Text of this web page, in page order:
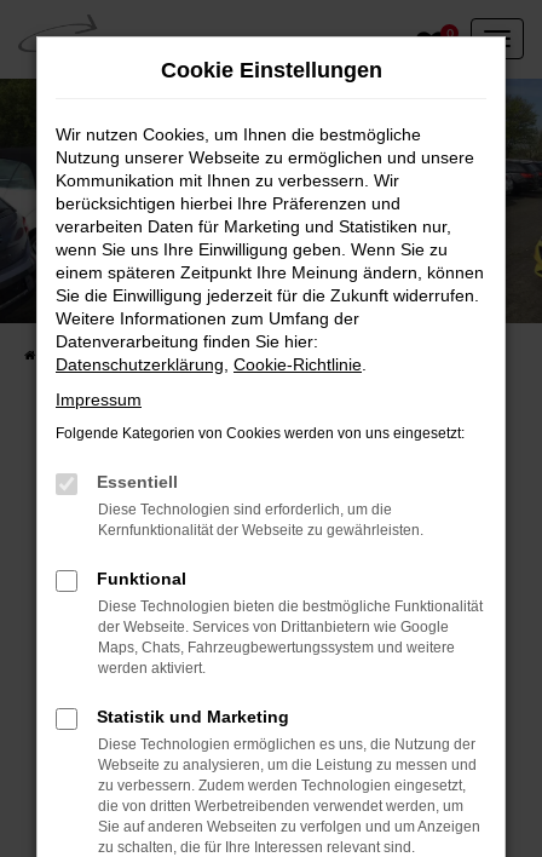
Zum
Hauptinhalt
springen
0
Unser Fahrzeugbestand vor Ort
Entdecken Sie unsere sofort verfügbaren
Fahrzeugangebote
Fehler: Network Error
Beim Laden ist ein Fehler aufgetreten.
Hier sind ein paar Tipps, die dir helfen können:
Überprüfe deine Firewall und deine
Internetverbindung.
Laden andere Webseiten, zum Beispiel deine
Suchmaschine?
Manche Erweiterungen, wie Werbeblocker,
können das Laden bestimmter Seiten
verhindern. Funktioniert die Seite in einem
anderen Browser oder in einem privaten
Fenster?
Cookie Einstellungen
Wir nutzen Cookies, um Ihnen die bestmögliche
Nutzung unserer Webseite zu ermöglichen und unsere
Kommunikation mit Ihnen zu verbessern. Wir
berücksichtigen hierbei Ihre Präferenzen und
verarbeiten Daten für Marketing und Statistiken nur,
wenn Sie uns Ihre Einwilligung geben. Wenn Sie zu
einem späteren Zeitpunkt Ihre Meinung ändern, können
Sie die Einwilligung jederzeit für die Zukunft widerrufen.
Weitere Informationen zum Umfang der
Datenverarbeitung finden Sie hier:
Datenschutzerklärung Cookie-Richtlinie
Impressum
Folgende Kategorien von Cookies werden von uns eingesetzt:
Essentiell
Diese Technologien sind erforderlich, um die
Kernfunktionalität der Webseite zu gewährleisten.
Funktional
Diese Technologien bieten die bestmögliche Funktionalität
der Webseite. Services von Drittanbietern wie Google
Maps, Chats, Fahrzeugbewertungssystem und weitere
werden aktiviert.
Statistik und Marketing
Diese Technologien ermöglichen es uns, die Nutzung der
Webseite zu analysieren, um die Leistung zu messen und
zu verbessern. Zudem werden Technologien eingesetzt,
die von dritten Werbetreibenden verwendet werden, um
Sie auf anderen Webseiten zu verfolgen und um Anzeigen
zu schalten, die für Ihre Interessen relevant sind.